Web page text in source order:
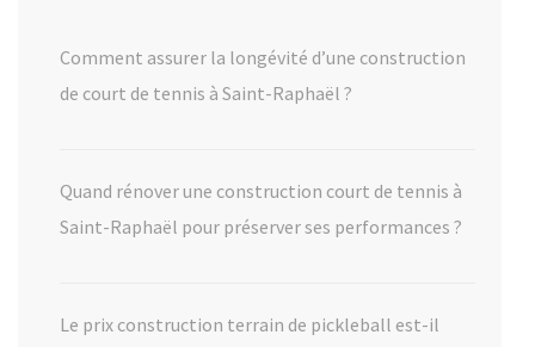
Comment assurer la longévité d’une construction
de court de tennis à Saint-Raphaël ?
Quand rénover une construction court de tennis à
Saint-Raphaël pour préserver ses performances ?
Le prix construction terrain de pickleball est-il